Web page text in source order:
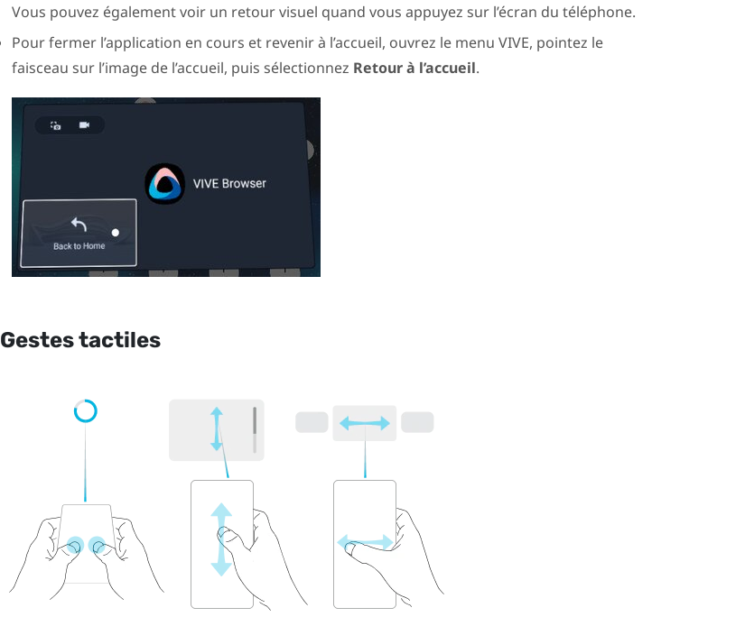
Vous pouvez également voir un retour visuel quand vous appuyez sur l’écran du téléphone.
Pour fermer l’application en cours et revenir à l’accueil, ouvrez le menu VIVE, pointez le
faisceau sur l’image de l’accueil, puis sélectionnez Retour à l’accueil.
Gestes tactiles